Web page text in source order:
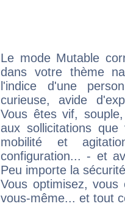
Le mode Mutable
dans votre thème
l'indice d'une
curieuse, avide
Vous êtes vif,
aux sollicitations
mobilité et
configuration... - et
Peu importe la
Vous optimisez, vous
vous-même... et tout